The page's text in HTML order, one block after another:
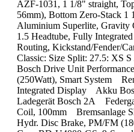
AZF-1031, 1 1/8" straight,
56mm), Bottom Zero-Stack
Aluminium Superlite, Gravity
1.5 Headtube, Fully
Routing, Kickstand/Fender/
Classic: Size Split: 27.5:
Bosch Drive Unit
(250Watt), Smart System
Integrated Display Akku
Ladegerät Bosch 2A
Coil, 100mm Bremsanlage
Hydr. Disc Brake, PM/FM